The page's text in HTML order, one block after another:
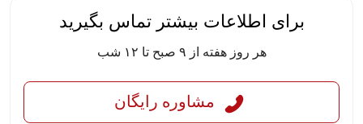
برای اطلاعات بیشتر تماس بگیرید
هر روز هفته از ۹ صبح تا ۱۲ شب
مشاوره رایگان